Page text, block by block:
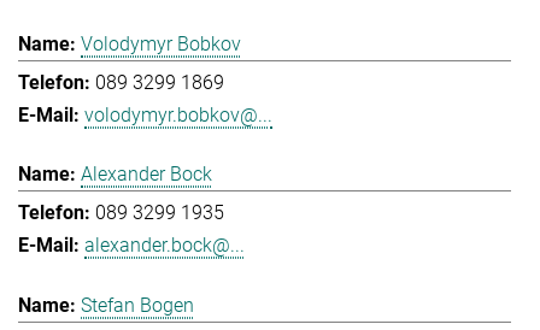
Volodymyr Bobkov
089 3299 1869
volodymyr.bobkov@...
Alexander Bock
089 3299 1935
alexander.bock@...
Stefan Bogen